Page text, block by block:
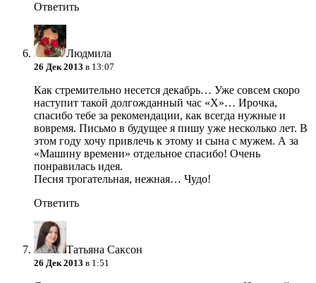
Ответить
Людмила
26 Дек 2013 в 13:07
Как стремительно несется декабрь… Уже совсем скоро
наступит такой долгожданный час «Х»… Ирочка,
спасибо тебе за рекомендации, как всегда нужные и
вовремя. Письмо в будущее я пишу уже несколько лет. В
этом году хочу привлечь к этому и сына с мужем. А за
«Машину времени» отдельное спасибо! Очень
понравилась идея.
Песня трогательная, нежная… Чудо!
Ответить
Татьяна Саксон
26 Дек 2013 в 1:51